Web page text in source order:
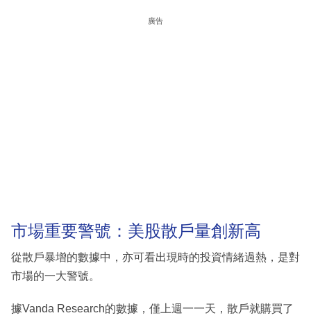
廣告
市場重要警號：美股散戶量創新高
從散戶暴增的數據中，亦可看出現時的投資情緒過熱，是對
市場的一大警號。
據Vanda Research的數據，僅上週一一天，散戶就購買了